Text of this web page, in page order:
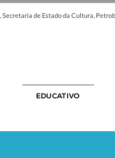
de Estado da Cultura,
EDUCATIVO